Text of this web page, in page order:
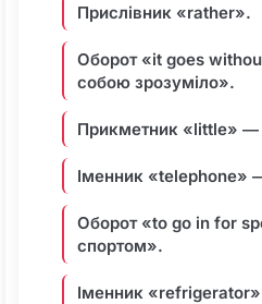
Прислівник «rather».
Оборот «it goes
собою зрозуміло».
Прикметник «little»
Іменник «telephone»
Оборот «to go in for
спортом».
Іменник